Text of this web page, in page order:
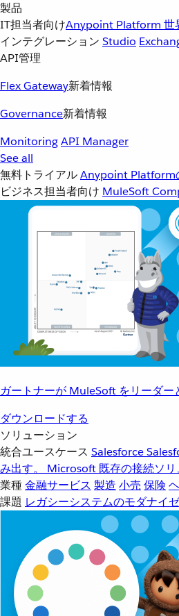
製品
IT担当者向けAnypoint Platform 世
インテグレーション Studio
API管理
Flex Gateway新着情報
Governance新着情報
MonitoringAPI Manager
See all
無料トライアルAnypoint Platform
ビジネス担当者向け MuleSoft
ガートナーが MuleSoft をリーダー
ダウンロードする
ソリューション
統合ユースケース Salesforce
み出す。
Microsoft 既存の接続ソ
業種金融サービス 製造 小売 保険
課題 レガシーシステムのモダナイ